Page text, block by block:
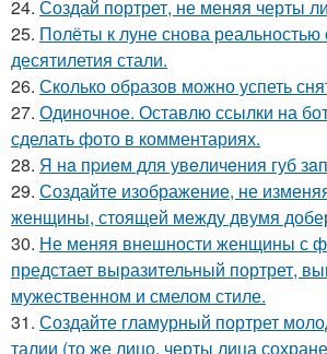
24. Создай портрет, не меняя черты
25. Полёты к луне снова реальностью
десятилетия стали.
26. Сколько образов можно успеть
27. Одиночное. Оставлю ссылки на
сделать фото в комментариях.
28. Я нa пpиeм для увeличeния губ
29. Создайте изображение, не
женщины, стоящей между двумя
30. Не меняя внешности женщины с
предстает выразительный портрет,
мужественном и смелом стиле.
31. Создайте гламурный портрет
талии (то же лицо, черты лица